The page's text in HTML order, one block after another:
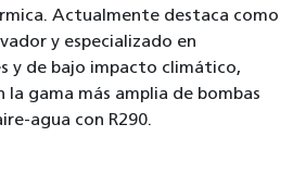
Actualmente destaca como
y especializado en
y de bajo impacto climático,
la gama más amplia de bombas
agua con R290.